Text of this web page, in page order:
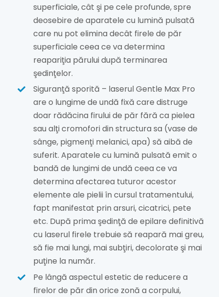
superficiale, cât şi pe cele profunde, spre
deosebire de aparatele cu lumină pulsată
care nu pot elimina decât firele de păr
superficiale ceea ce va determina
reapariţia părului după terminarea
şedinţelor.
Siguranţă sporită – laserul Gentle Max Pro
are o lungime de undă fixă care distruge
doar rădăcina firului de păr fără ca pielea
sau alţi cromofori din structura sa (vase de
sânge, pigmenţi melanici, apa) să aibă de
suferit. Aparatele cu lumină pulsată emit o
bandă de lungimi de undă ceea ce va
determina afectarea tuturor acestor
elemente ale pielii în cursul tratamentului,
fapt manifestat prin arsuri, cicatrici, pete
etc. După prima şedinţă de epilare definitivă
cu laserul firele trebuie să reapară mai greu,
să fie mai lungi, mai subţiri, decolorate şi mai
puţine la număr.
Pe lângă aspectul estetic de reducere a
firelor de păr din orice zonă a corpului,